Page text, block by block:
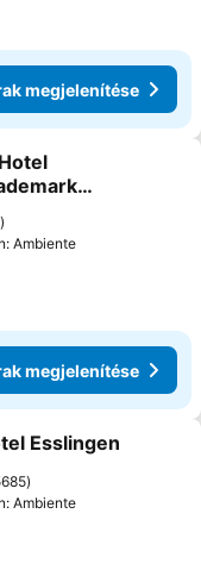
megjelenítése
a kedvencekhez
Ambiente
megjelenítése
a kedvencekhez
Esslingen
Ambiente